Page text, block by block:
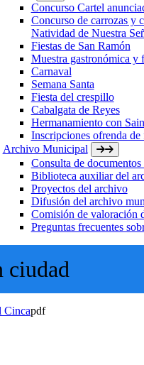
Concurso Cartel
Concurso de carrozas y
Natividad de Nuestra
Fiestas de San Ramón
Muestra gastronómica y
Carnaval
Semana Santa
Fiesta del crespillo
Cabalgata de Reyes
Hermanamiento con
Inscripciones ofrenda de
Archivo Municipal
Consulta de
Biblioteca auxiliar del
Proyectos del archivo
Difusión del archivo
Comisión de valoración
Preguntas frecuentes
ciudad
Cincapdf